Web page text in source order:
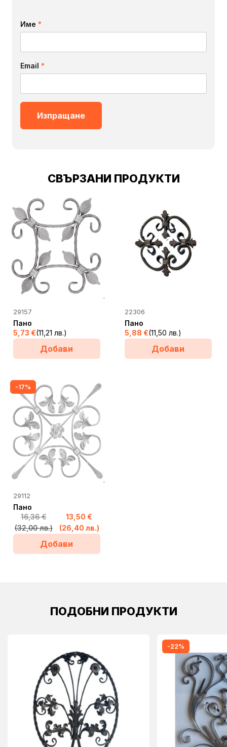
Име *
Email *
СВЪРЗАНИ ПРОДУКТИ
29157
Пано
5,73 €(11,21 лв.)
Добави
22306
Пано
5,88 €(11,50 лв.)
Добави
-17%
29112
Пано
16,36€
(32,00 лв.)
Original
was:
13,50€
(26,40 лв.)
Текущата
е:
Добави
ПОДОБНИ ПРОДУКТИ
-22%